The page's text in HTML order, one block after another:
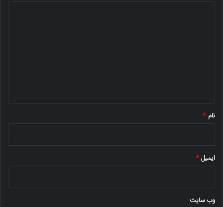
نام *
ایمیل*
وب‌ سایت